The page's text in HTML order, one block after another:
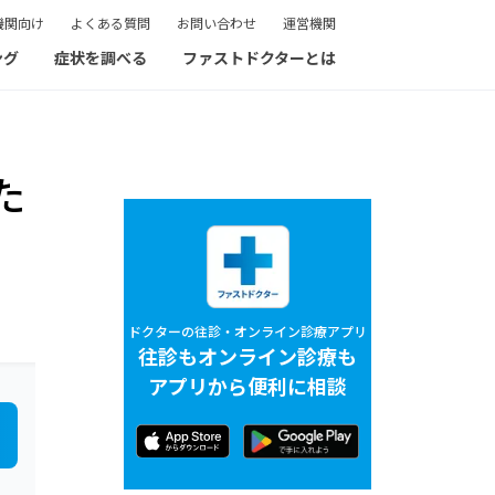
関向け よくある質問 お問い合わせ 運営機関
症状を調べる ファストドクターとは
ドクターの往診・オンライン診療アプリ
往診もオンライン診療も
アプリから便利に相談